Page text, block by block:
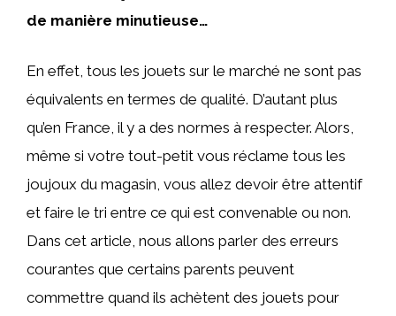
de manière minutieuse…
En effet, tous les jouets sur le marché ne sont pas
équivalents en termes de qualité. D’autant plus
qu’en France, il y a des normes à respecter. Alors,
même si votre tout-petit vous réclame tous les
joujoux du magasin, vous allez devoir être attentif
et faire le tri entre ce qui est convenable ou non.
Dans cet article, nous allons parler des erreurs
courantes que certains parents peuvent
commettre quand ils achètent des jouets pour